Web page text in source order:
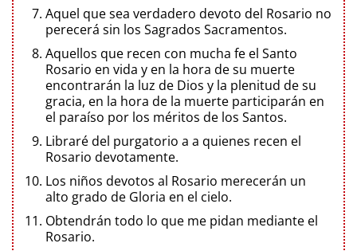
Aquel que sea verdadero devoto del Rosario no
perecerá sin los Sagrados Sacramentos.
Aquellos que recen con mucha fe el Santo
Rosario en vida y en la hora de su muerte
encontrarán la luz de Dios y la plenitud de su
gracia, en la hora de la muerte participarán en
el paraíso por los méritos de los Santos.
Libraré del purgatorio a a quienes recen el
Rosario devotamente.
Los niños devotos al Rosario merecerán un
alto grado de Gloria en el cielo.
Obtendrán todo lo que me pidan mediante el
Rosario.